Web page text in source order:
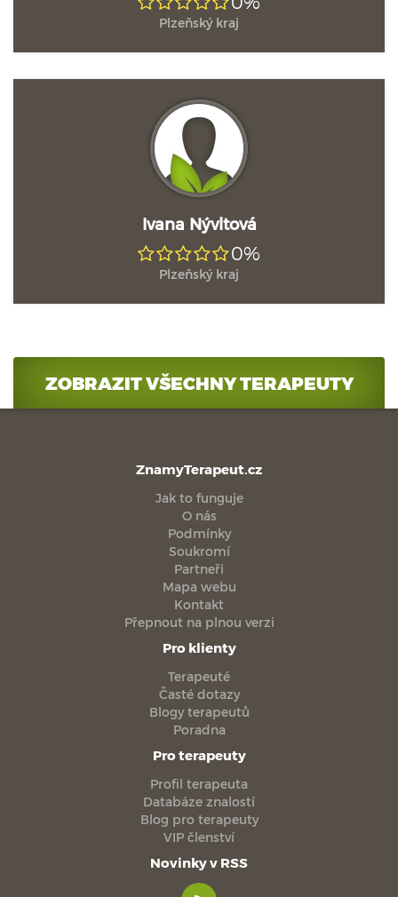
Plzeňský kraj
Ivana Nývltová
0%
Plzeňský kraj
ZOBRAZIT VŠECHNY TERAPEUTY
ZnamyTerapeut.cz
Jak to funguje
O nás
Podmínky
Soukromí
Partneři
Mapa webu
Kontakt
Přepnout na plnou verzi
Pro klienty
Terapeuté
Časté dotazy
Blogy terapeutů
Poradna
Pro terapeuty
Profil terapeuta
Databáze znalostí
Blog pro terapeuty
VIP členství
Novinky v RSS